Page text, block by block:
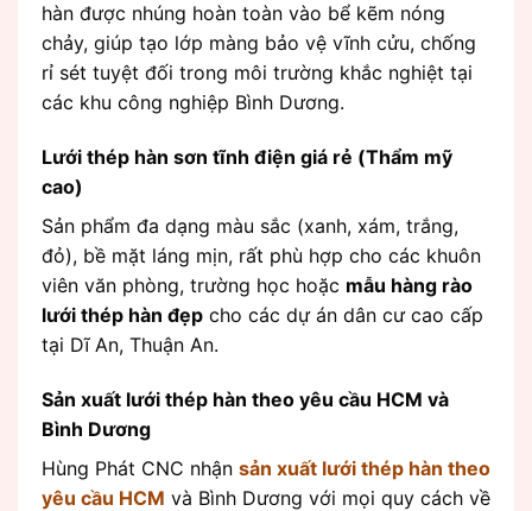
hàn được nhúng hoàn toàn vào bể kẽm nóng
chảy, giúp tạo lớp màng bảo vệ vĩnh cửu, chống
rỉ sét tuyệt đối trong môi trường khắc nghiệt tại
các khu công nghiệp Bình Dương.
Lưới thép hàn sơn tĩnh điện giá rẻ (Thẩm mỹ
cao)
Sản phẩm đa dạng màu sắc (xanh, xám, trắng,
đỏ), bề mặt láng mịn, rất phù hợp cho các khuôn
viên văn phòng, trường học hoặc mẫu hàng rào
lưới thép hàn đẹp cho các dự án dân cư cao cấp
tại Dĩ An, Thuận An.
Sản xuất lưới thép hàn theo yêu cầu HCM và
Bình Dương
Hùng Phát CNC nhận sản xuất lưới thép hàn theo
yêu cầu HCM và Bình Dương với mọi quy cách về